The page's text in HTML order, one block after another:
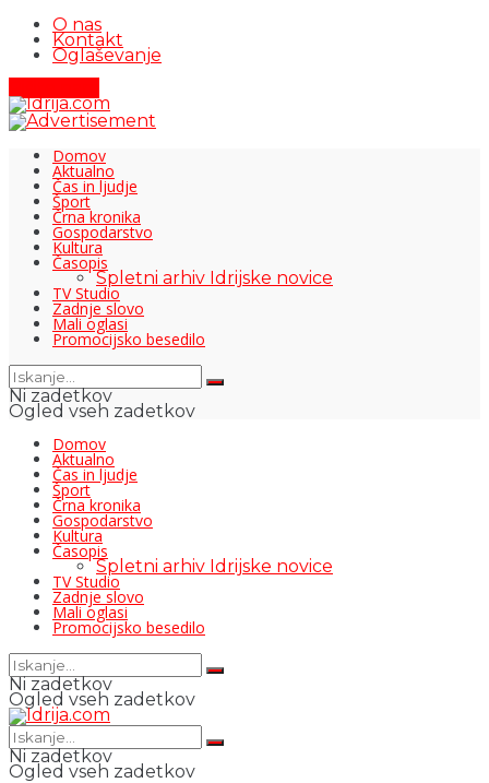
O nas
Kontakt
Oglaševanje
Domov
Aktualno
Čas in ljudje
Šport
Črna kronika
Gospodarstvo
Kultura
Časopis
Spletni arhiv Idrijske novice
TV Studio
Zadnje slovo
Mali oglasi
Promocijsko besedilo
Ni zadetkov
Ogled vseh zadetkov
Domov
Aktualno
Čas in ljudje
Šport
Črna kronika
Gospodarstvo
Kultura
Časopis
Spletni arhiv Idrijske novice
TV Studio
Zadnje slovo
Mali oglasi
Promocijsko besedilo
Ni zadetkov
Ogled vseh zadetkov
Ni zadetkov
Ogled vseh zadetkov